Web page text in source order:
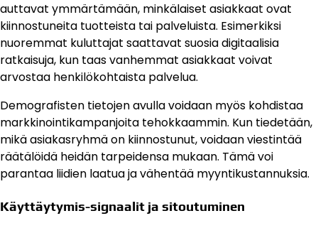
auttavat ymmärtämään, minkälaiset asiakkaat ovat
kiinnostuneita tuotteista tai palveluista. Esimerkiksi
nuoremmat kuluttajat saattavat suosia digitaalisia
ratkaisuja, kun taas vanhemmat asiakkaat voivat
arvostaa henkilökohtaista palvelua.
Demografisten tietojen avulla voidaan myös kohdistaa
markkinointikampanjoita tehokkaammin. Kun tiedetään,
mikä asiakasryhmä on kiinnostunut, voidaan viestintää
räätälöidä heidän tarpeidensa mukaan. Tämä voi
parantaa liidien laatua ja vähentää myyntikustannuksia.
Käyttäytymis-signaalit ja sitoutuminen